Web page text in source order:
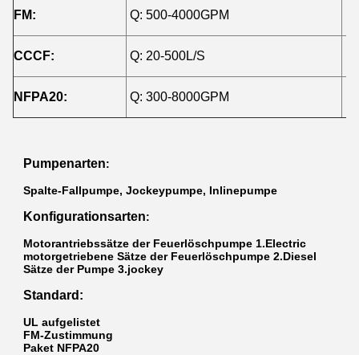
FM: Q: 500-4000GPM
CCCF: Q: 20-500L/S
NFPA20: Q: 300-8000GPM
Pumpenarten:
Spalte-Fallpumpe, Jockeypumpe, Inlinepumpe
Konfigurationsarten:
Motorantriebssätze der Feuerlöschpumpe 1.Electric
motorgetriebene Sätze der Feuerlöschpumpe 2.Diesel
Sätze der Pumpe 3.jockey
Standard:
UL aufgelistet
FM-Zustimmung
Paket NFPA20